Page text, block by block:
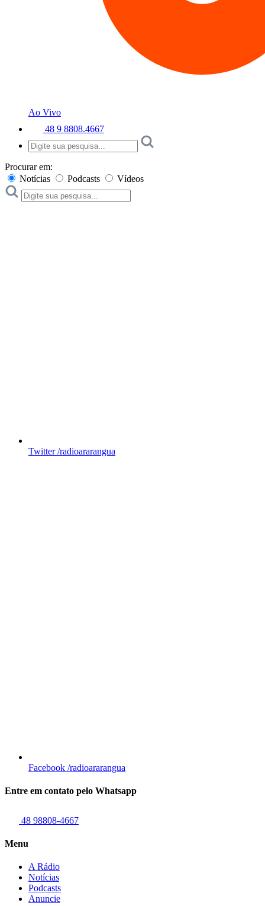
Ao Vivo
48 9 8808.4667
Procurar em:
Notícias
Podcasts Vídeos
Twitter /radioararangua
Facebook /radioararangua
Entre em contato pelo Whatsapp
48 98808-4667
Menu
A Rádio
Notícias
Podcasts
Anuncie